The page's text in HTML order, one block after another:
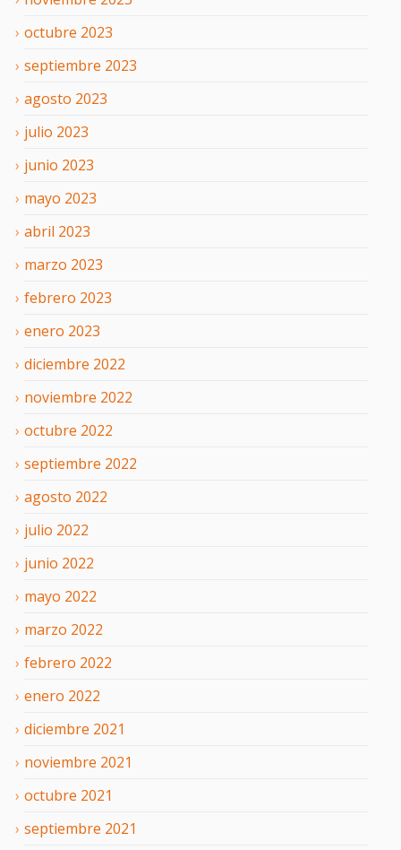
octubre 2023
septiembre 2023
agosto 2023
julio 2023
junio 2023
mayo 2023
abril 2023
marzo 2023
febrero 2023
enero 2023
diciembre 2022
noviembre 2022
octubre 2022
septiembre 2022
agosto 2022
julio 2022
junio 2022
mayo 2022
marzo 2022
febrero 2022
enero 2022
diciembre 2021
noviembre 2021
octubre 2021
septiembre 2021